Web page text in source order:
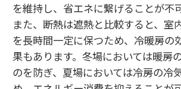
を維持し、省エネに繋げることが不
また、断熱は遮熱と比較すると、室
を長時間一定に保つため、冷暖房の
果もあります。冬場においては暖房
のを防ぎ、夏場においては冷房の冷